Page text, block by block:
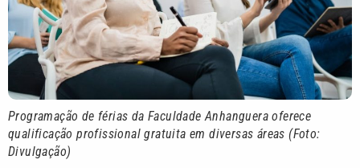
Programação de férias da Faculdade Anhanguera oferece
qualificação profissional gratuita em diversas áreas (Foto:
Divulgação)